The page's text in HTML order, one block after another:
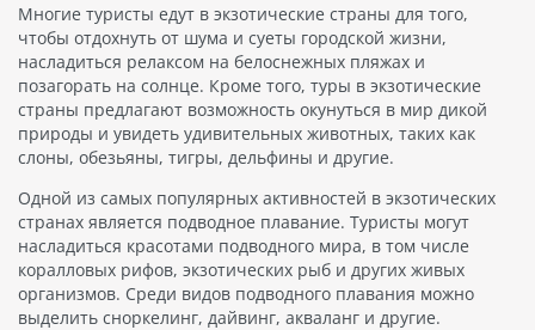
Многие туристы едут в экзотические страны для того,
чтобы отдохнуть от шума и суеты городской жизни,
насладиться релаксом на белоснежных пляжах и
позагорать на солнце. Кроме того, туры в экзотические
страны предлагают возможность окунуться в мир дикой
природы и увидеть удивительных животных, таких как
слоны, обезьяны, тигры, дельфины и другие.
Одной из самых популярных активностей в экзотических
странах является подводное плавание. Туристы могут
насладиться красотами подводного мира, в том числе
коралловых рифов, экзотических рыб и других живых
организмов. Среди видов подводного плавания можно
выделить сноркелинг, дайвинг, акваланг и другие.